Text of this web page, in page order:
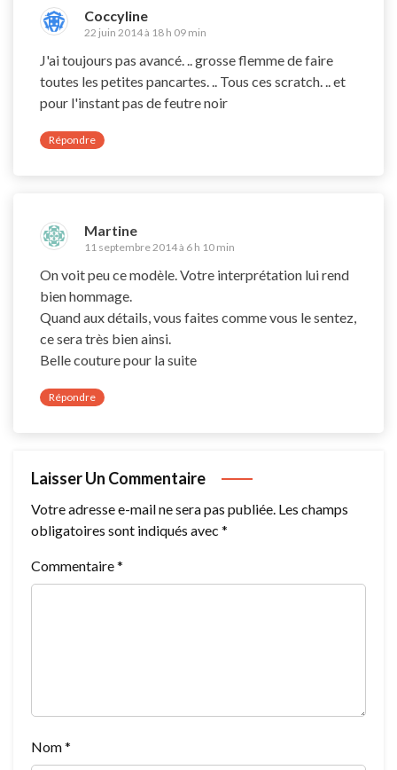
Coccyline
22 juin 2014 à 18 h 09 min
J'ai toujours pas avancé. .. grosse flemme de faire
toutes les petites pancartes. .. Tous ces scratch. .. et
pour l'instant pas de feutre noir
Répondre
Martine
11 septembre 2014 à 6 h 10 min
On voit peu ce modèle. Votre interprétation lui rend
bien hommage.
Quand aux détails, vous faites comme vous le sentez,
ce sera très bien ainsi.
Belle couture pour la suite
Répondre
Laisser Un Commentaire
Votre adresse e-mail ne sera pas publiée. Les champs
obligatoires sont indiqués avec *
Commentaire*
Nom*